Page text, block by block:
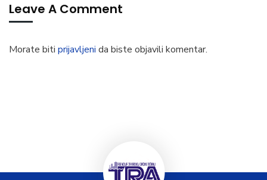
Leave A Comment
Morate biti prijavljeni da biste objavili komentar.